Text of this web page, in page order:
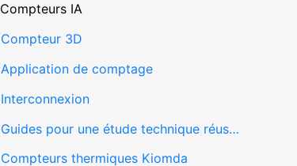
Compteurs IA
Compteur 3D
Application de comptage
Interconnexion
Guides pour une étude technique réussie
Compteurs thermiques Kiomda